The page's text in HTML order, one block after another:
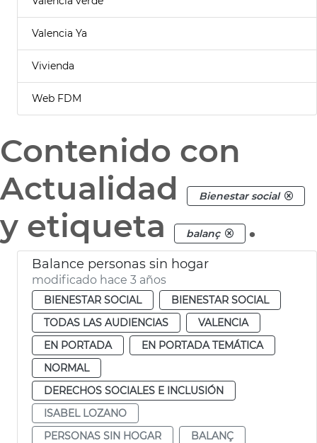
Valencia Ya
Vivienda
Web FDM
Contenido con
Actualidad
Bienestar social
y etiqueta balanç .
Balance personas sin hogar
modificado hace 3 años
BIENESTAR SOCIAL
BIENESTAR SOCIAL
TODAS LAS AUDIENCIAS
VALENCIA
EN PORTADA
EN PORTADA TEMÁTICA
NORMAL
DERECHOS SOCIALES E INCLUSIÓN
ISABEL LOZANO
PERSONAS SIN HOGAR
BALANÇ